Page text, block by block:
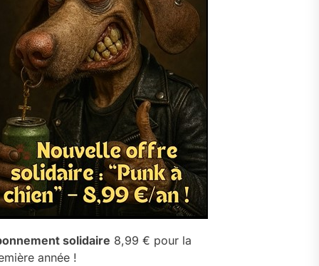
solidaire 8,99 € pour la
année !